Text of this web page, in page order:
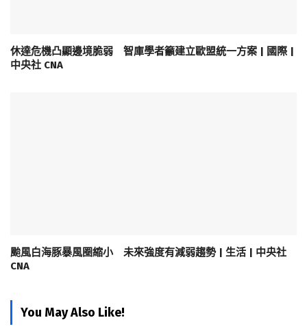
休達危機凸顯邊境脆弱 智庫學者籲建立歐盟統一方案 | 國際 |
中央社 CNA
颱風白海豚暴風圈縮小 未來強度有減弱趨勢 | 生活 | 中央社
CNA
You May Also Like!